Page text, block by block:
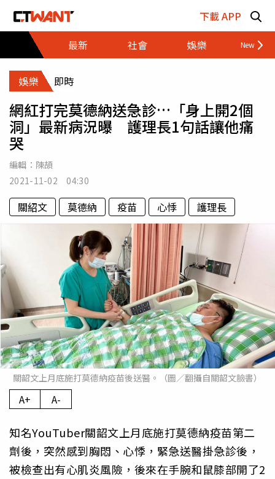
下載 APP
最新
社會 娛樂 財經
娛樂 即時
網紅打完莫德納送急診…「身上開2個
洞」最新病況曝 護理長1句話讓他痛
哭
編輯： 陳頡
2021-11-02 04:30
關紹文 莫德納 疫苗 心悸 護理長
關韶文上月底施打莫德納疫苗後送醫。（圖／翻攝自關韶文臉書）
A+ A-
知名YouTuber關韶文上月底施打莫德納疫苗第二
劑後，突然感到胸悶、心悸，緊急送醫掛急診後，
被檢查出有心肌炎風險，後來在手腕和鼠膝部開了2